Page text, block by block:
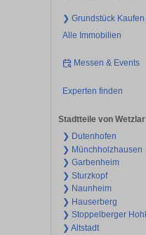
❯ Grundstück Kaufen
Alle Immobilien
Messen & Events
Experten finden
Stadtteile von Wetzlar
❯ Dutenhofen
❯ Münchholzhausen
❯ Garbenheim
❯ Sturzkopf
❯ Naunheim
❯ Hauserberg
❯ Stoppelberger Hohl
❯ Altstadt